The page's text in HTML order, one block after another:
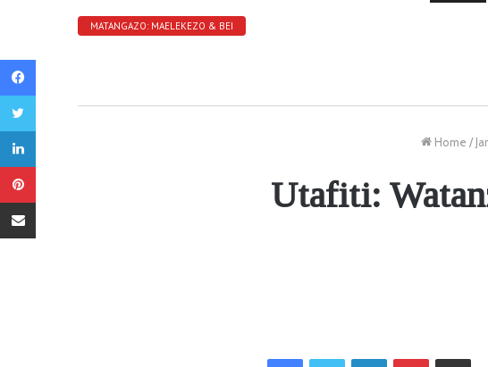
MATANGAZO: MAELEKEZO & BEI
Home /
Utafiti:
LinkedIn